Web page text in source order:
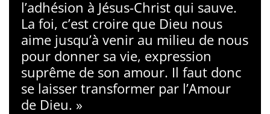
l’adhésion à Jésus-Christ qui sauve.
La foi, c’est croire que Dieu nous
aime jusqu’à venir au milieu de nous
pour donner sa vie, expression
suprême de son amour. Il faut donc
se laisser transformer par l’Amour
de Dieu. »